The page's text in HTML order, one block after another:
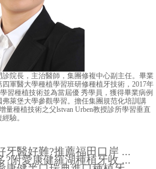
長，主治醫師，集團修複中心副主任。畢業
軍醫大學種植學習班研修種植牙技術，2017年
習種植技術並為當屆優 秀學員，獲得畢業病例
萊堡大學參觀學習。擔任集團規范化培訓講
量種植技術之父lstvan Urben教授診所學習垂直
驗。
牙醫好難?推薦福田口岸 ...
?附愛康健羅湖種植牙收 ...